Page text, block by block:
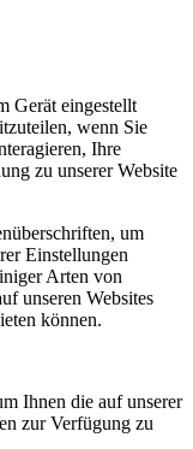
Gerät eingestellt
wenn Sie
Ihre
zu unserer Website
um
Einstellungen
Arten von
unseren Websites
können.
Ihnen die auf unserer
zur Verfügung zu